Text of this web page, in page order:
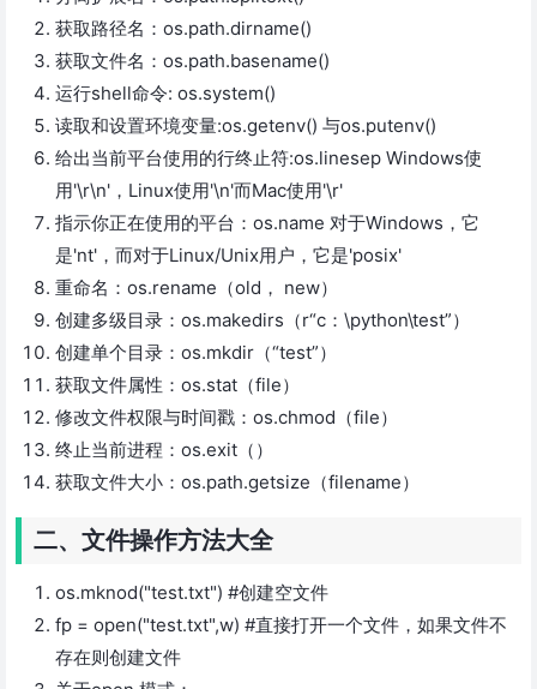
获取路径名：os.path.dirname()
获取文件名：os.path.basename()
运行shell命令: os.system()
读取和设置环境变量:os.getenv() 与os.putenv()
给出当前平台使用的行终止符:os.linesep Windows使
用'\r\n'，Linux使用'\n'而Mac使用'\r'
指示你正在使用的平台：os.name 对于Windows，它
是'nt'，而对于Linux/Unix用户，它是'posix'
重命名：os.rename（old， new）
创建多级目录：os.makedirs（r“c：\python\test”）
创建单个目录：os.mkdir（“test”）
获取文件属性：os.stat（file）
修改文件权限与时间戳：os.chmod（file）
终止当前进程：os.exit（）
获取文件大小：os.path.getsize（filename）
二、文件操作方法大全
os.mknod("test.txt") #创建空文件
fp = open("test.txt",w) #直接打开一个文件，如果文件不
存在则创建文件